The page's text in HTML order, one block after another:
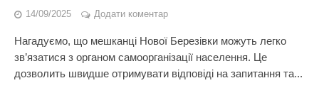
14/09/2025 Додати коментар
Нагадуємо, що мешканці Нової Березівки можуть легко
зв’язатися з органом самоорганізації населення. Це
дозволить швидше отримувати відповіді на запитання та...